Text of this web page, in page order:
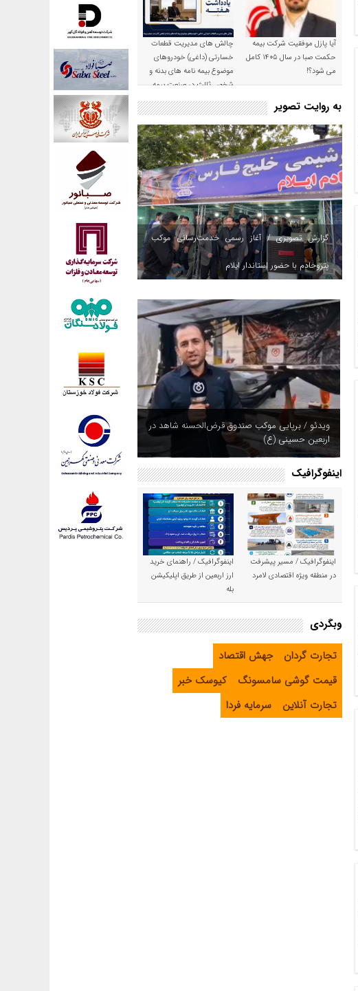
آیا پازل موفقیت شرکت بیمه
حکمت صبا در سال ۱۴۰۵ کامل
می شود؟!
چالش های مدیریت قطعات
خسارتی (داغی) خودروهای
موضوع بیمه نامه های بدنه و
شخص ثالث در صنعت بیمه
به روایت تصویر
گزارش تصویری / آغاز رسمی خدمت‌رسانی موکب
پتروخادم با حضور استاندار ایلام
ویدئو / برپایی موکب صندوق قرض‌الحسنه شاهد در
اربعین حسینی (ع)
اینفوگرافیک
اینفوگرافیک / مسیر پیشرفت
در منطقه ویژه اقتصادی لامرد
اینفوگرافیک / راهنمای خرید
ارز اربعین از طریق اپلیکیشن
بله
وبگردی
تجارت گردان
جهش اقتصاد
قیمت گوشی سامسونگ
کیوسک خبر
تجارت آنلاین
سرمایه فردا